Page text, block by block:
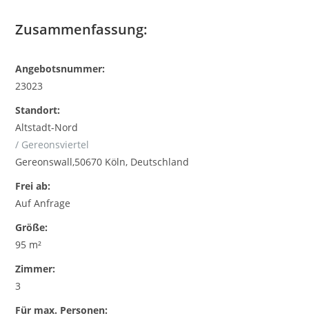
Zusammenfassung:
Angebotsnummer:
23023
Standort:
Altstadt-Nord
/ Gereonsviertel
Gereonswall,50670 Köln, Deutschland
Frei ab:
Auf Anfrage
Größe:
95 m²
Zimmer:
3
Für max. Personen: